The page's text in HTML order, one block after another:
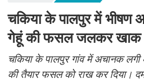
चकिया के पालपुर में भीषण
गेहूं की फसल जलकर खाक
चकिया के पालपुर गांव में अचानक
की तैयार फसल को राख कर दिया।